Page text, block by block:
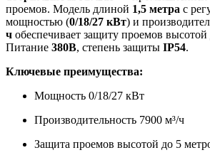
проемов. Модель длиной 1,5 метра с
мощностью (0/18/27 кВт) и
ч обеспечивает защиту проемов высотой
Питание 380В, степень защиты IP54.
Ключевые преимущества:
Мощность 0/18/27 кВт
Производительность 7900 м³/ч
Защита проемов высотой до 5